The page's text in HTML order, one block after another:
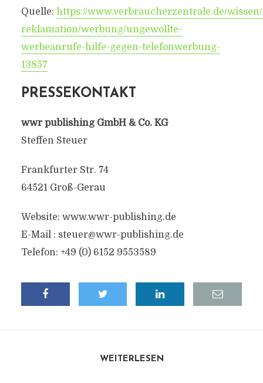
Quelle: https://www.verbraucherzentrale.de/
reklamation/werbung/ungewollte-
werbeanrufe-hilfe-gegen-telefonwerbung-
13857
PRESSEKONTAKT
wwr publishing GmbH & Co. KG
Steffen Steuer
Frankfurter Str. 74
64521 Groß-Gerau
Website: www.wwr-publishing.de
E-Mail : steuer@wwr-publishing.de
Telefon: +49 (0) 6152 9553589
WEITERLESEN